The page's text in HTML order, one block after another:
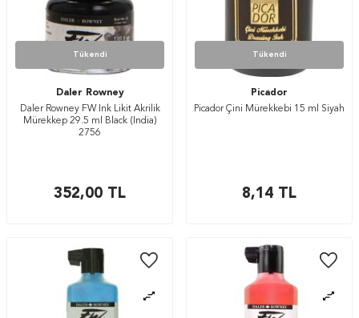
Tükendi
Daler Rowney
Daler Rowney FW Ink Likit Akrilik
Mürekkep 29.5 ml Black (India)
2756
352,00 TL
Tükendi
Picador
Picador Çini Mürekkebi 15 ml Siyah
8,14 TL